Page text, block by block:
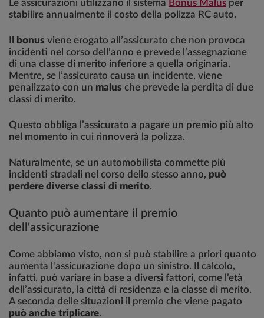
Le assicurazioni utilizzano il sistema Bonus Malus per
stabilire annualmente il costo della polizza RC auto.
bonus viene erogato all’assicurato che non provoca
incidenti nel corso dell’anno e prevede l’assegnazione
di una classe di merito inferiore a quella originaria.
Mentre, se l’assicurato causa un incidente, viene
penalizzato con un malus che prevede la perdita di due
classi di merito.
Questo obbliga l’assicurato a pagare un premio più alto
nel momento in cui rinnoverà la polizza.
Naturalmente, se un automobilista commette più
incidenti stradali nel corso dello stesso anno, può
perdere diverse classi di merito.
Quanto può aumentare il premio
dell'assicurazione
Come abbiamo visto, non si può stabilire a priori quanto
aumenta l'assicurazione dopo un sinistro. Il calcolo,
infatti, può variare in base a diversi fattori, come l’età
dell’assicurato, la città di residenza e la classe di merito.
A seconda delle situazioni il premio che viene pagato
può anche triplicare.